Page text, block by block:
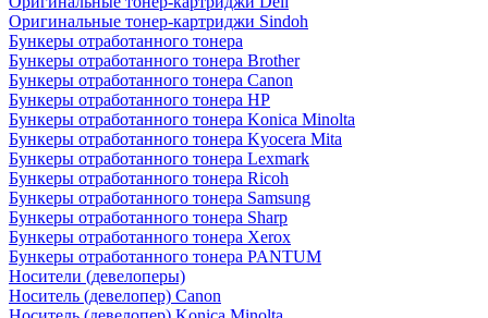
Оригинальные тонер-картриджи Sindoh
Бункеры отработанного тонера
Бункеры отработанного тонера Brother
Бункеры отработанного тонера Canon
Бункеры отработанного тонера HP
Бункеры отработанного тонера Konica Minolta
Бункеры отработанного тонера Kyocera Mita
Бункеры отработанного тонера Lexmark
Бункеры отработанного тонера Ricoh
Бункеры отработанного тонера Samsung
Бункеры отработанного тонера Sharp
Бункеры отработанного тонера Xerox
Бункеры отработанного тонера PANTUM
Носители (девелоперы)
Носитель (девелопер) Canon